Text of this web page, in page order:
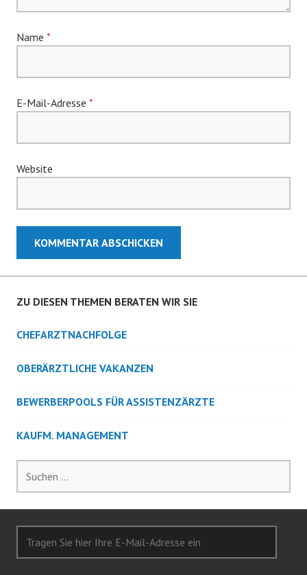
Name *
E-Mail-Adresse *
Website
ZU DIESEN THEMEN BERATEN WIR SIE
CHEFARZTNACHFOLGE
OBERÄRZTLICHE VAKANZEN
BEWERBERPOOLS FÜR ASSISTENZÄRZTE
KAUFM. MANAGEMENT
nach: